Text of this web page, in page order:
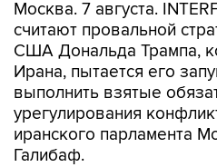
Москва. 7 августа.
считают провальной
США Дональда Трампа,
Ирана, пытается его
выполнить взятые
урегулирования
иранского парламента
Галибаф.